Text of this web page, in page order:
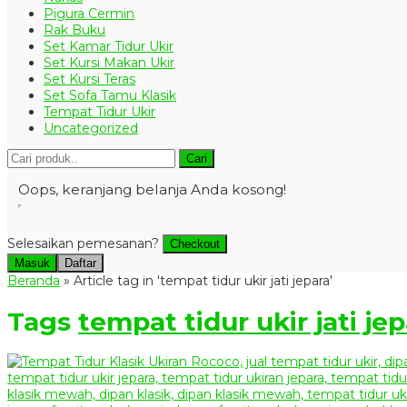
Pigura Cermin
Rak Buku
Set Kamar Tidur Ukir
Set Kursi Makan Ukir
Set Kursi Teras
Set Sofa Tamu Klasik
Tempat Tidur Ukir
Uncategorized
Cari
Oops, keranjang belanja Anda kosong!
Selesaikan pemesanan?
Checkout
Masuk
Daftar
Beranda » Article tag in 'tempat tidur ukir jati jepara'
Tags tempat tidur ukir jati